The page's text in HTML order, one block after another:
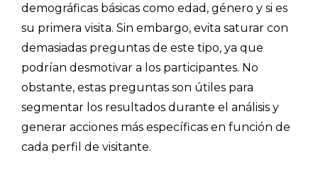
demográficas básicas como edad, género y si es
su primera visita. Sin embargo, evita saturar con
demasiadas preguntas de este tipo, ya que
podrían desmotivar a los participantes. No
obstante, estas preguntas son útiles para
segmentar los resultados durante el análisis y
generar acciones más específicas en función de
cada perfil de visitante.